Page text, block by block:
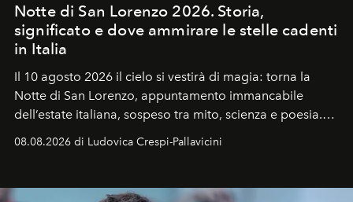
Notte di San Lorenzo 2026. Storia,
significato e dove ammirare le stelle cadenti
in Italia
Il 10 agosto 2026 il cielo si vestirà di magia: torna la
Notte di San Lorenzo, appuntamento immancabile
dell’estate italiana, sospeso tra mito, scienza e poesia.
Sarà il momento in cui gli occhi si alzano verso la volta
celeste per seguire il passaggio delle
all’universo i desideri più segreti
08.08.2026 di Ludovica Crespi-Pallavicini